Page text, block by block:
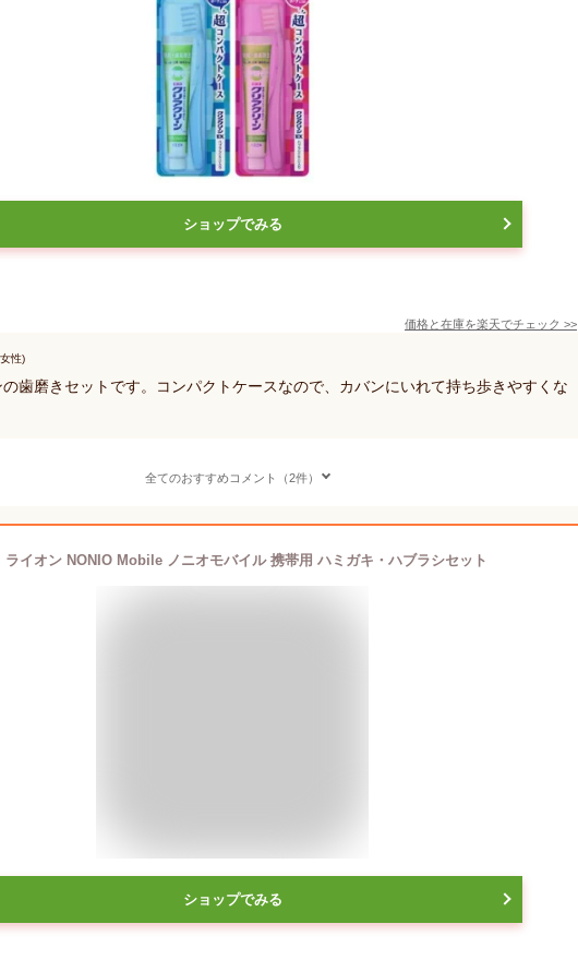
ショップでみる
価格と在庫を楽天でチェック >>
性)
歯磨きセットです。コンパクトケースなので、カバンにいれて持ち歩きやすくな
全てのおすすめコメント（2件）
ライオン NONIO Mobile ノニオモバイル 携帯用 ハミガキ・ハブラシセット
ショップでみる